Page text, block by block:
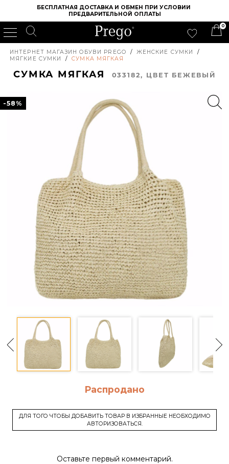
БЕСПЛАТНАЯ ДОСТАВКА И ОБМЕН ПРИ УСЛОВИИ
ПРЕДВАРИТЕЛЬНОЙ ОПЛАТЫ
0
ИНТЕРНЕТ МАГАЗИН ОБУВИ PREGO / ЖЕНСКИЕ СУМКИ
/
МЯГКИЕ СУМКИ
/ СУМКА МЯГКАЯ
СУМКА МЯГКАЯ 033182, ЦВЕТ БЕЖЕВЫЙ
-58%
Распродано
ДЛЯ ТОГО ЧТОБЫ ДОБАВИТЬ ТОВАР В ИЗБРАННЫЕ НЕОБХОДИМО
АВТОРИЗОВАТЬСЯ.
Оставьте первый комментарий.